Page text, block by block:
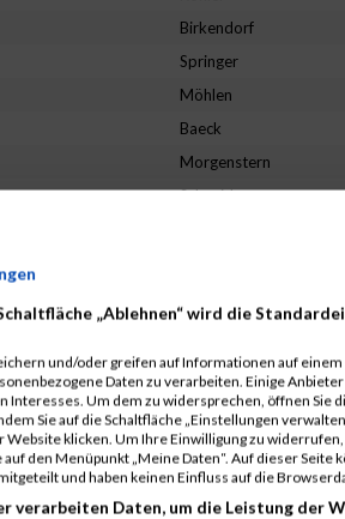
Birkendorf
Springer
Möhlen
Baeck
Morgenstern
Schneider
Borowski
Schüssler
Asseth
Ropat
Wendel
„Ablehnen“ wird die
und/oder greifen auf Informationen auf einem
Daten zu verarbeiten. Einige
Interesses. Um dem zu widersprechen, öffnen Sie
Sie auf die Schaltfläche „Einstellungen
klicken. Um Ihre Einwilligung zu
den Menüpunkt „Meine Daten“. Auf dieser
und haben keinen Einfluss auf die
verarbeiten Daten, um die Leistung der